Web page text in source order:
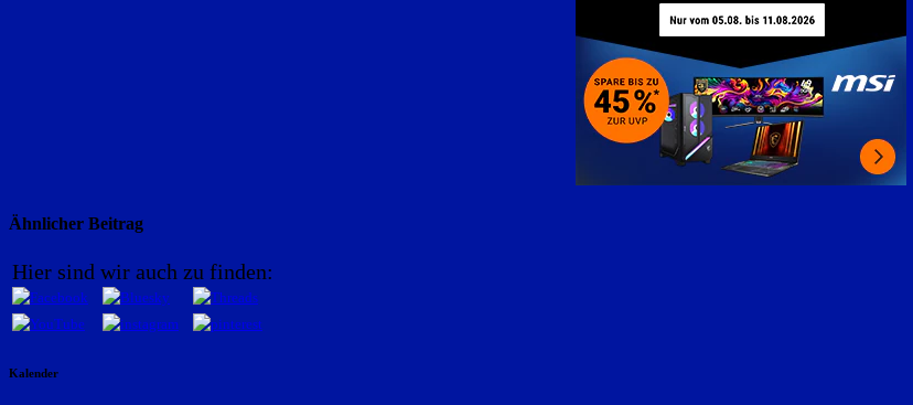
Ähnlicher Beitrag
Hier sind wir auch zu finden:
Kalender